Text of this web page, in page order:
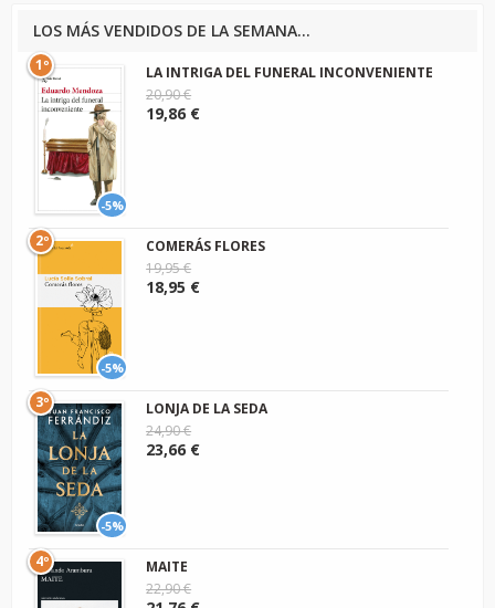
LOS MÁS VENDIDOS DE LA SEMANA...
-5%
1º
LA INTRIGA DEL FUNERAL INCONVENIENTE
20,90 €
19,86 €
-5%
2º
COMERÁS FLORES
19,95 €
18,95 €
-5%
3º
LONJA DE LA SEDA
24,90 €
23,66 €
4º
MAITE
22,90 €